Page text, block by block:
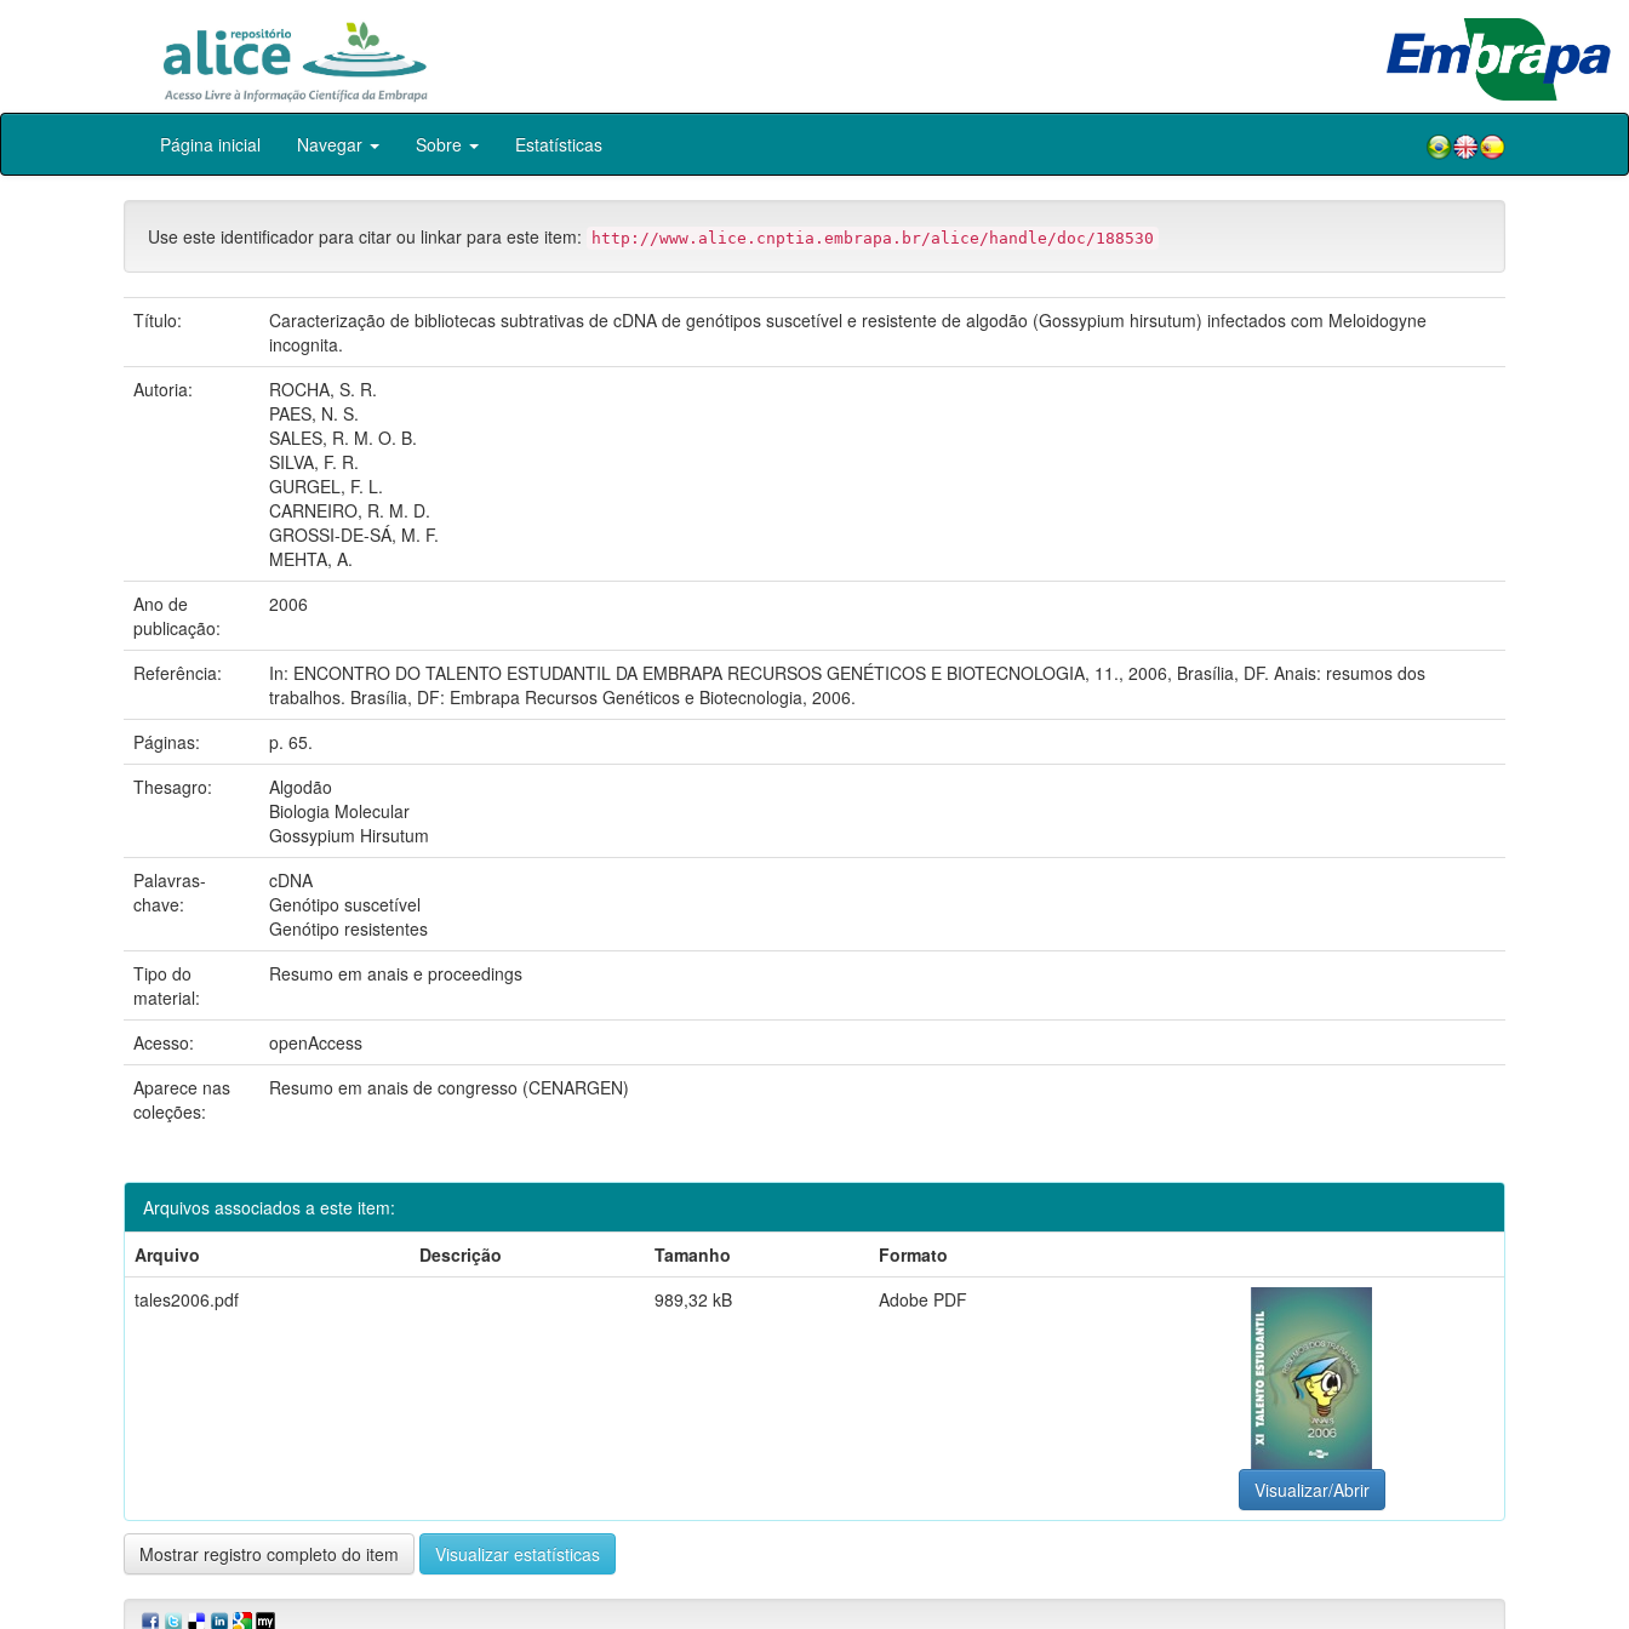
Skip
Página inicial Navegar Sobre Estatísticas
Use este identificador para citar ou linkar para este item: http://www.alice.cnptia.embrapa.br/alice/handle/doc/188530
Título:
Caracterização de bibliotecas subtrativas de cDNA de genótipos suscetível e resistente de algodão (Gossypium hirsutum) infectados com Meloidogyne
incognita.
Autoria:
ROCHA, S. R.
PAES, N. S.
SALES, R. M. O. B.
SILVA, F. R.
GURGEL, F. L.
CARNEIRO, R. M. D.
GROSSI-DE-SÁ, M. F.
MEHTA, A.
Ano de
publicação:
2006
Referência:
In: ENCONTRO DO TALENTO ESTUDANTIL DA EMBRAPA RECURSOS GENÉTICOS E BIOTECNOLOGIA, 11., 2006, Brasília, DF. Anais: resumos dos
trabalhos. Brasília, DF: Embrapa Recursos Genéticos e Biotecnologia, 2006.
Páginas:
p. 65.
Thesagro:
Algodão
Biologia Molecular
Gossypium Hirsutum
Palavras-
chave:
cDNA
Genótipo suscetível
Genótipo resistentes
Tipo do
material:
Resumo em anais e proceedings
Acesso:
openAccess
Aparece nas
coleções:
Resumo em anais de congresso (CENARGEN)
Arquivos associados a este item:
Arquivo
Descrição Tamanho
Formato
tales2006.pdf
989,32 kB Adobe PDF
Visualizar/Abrir
Mostrar registro completo do item Visualizar estatísticas